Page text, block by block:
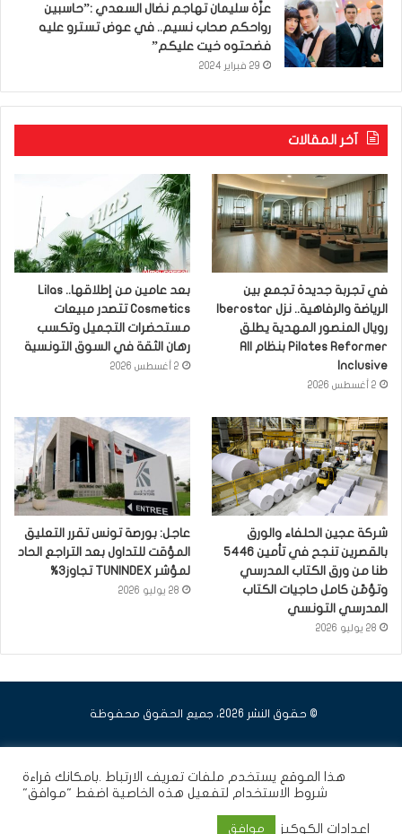
عزّة سليمان تهاجم نضال السعدي :”حاسبين
رواحكم صحاب نسيم.. في عوض تسترو عليه
فضحتوه خيت عليكم”
29 فبراير 2024
آخر المقالات
في تجربة جديدة تجمع بين
رويال المنصور المهدية يطلق
Pilates Reformer بنظام All
Inclusive
2 أغسطس 2026
بعد عامين من إطلاقها.. Lilas
Cosmetics تتصدر مبيعات
مستحضرات التجميل وتكسب
رهان الثقة في السوق التونسية
2 أغسطس 2026
شركة عجين الحلفاء والورق
بالقصرين تنجح في تأمين 5446
طنا من ورق الكتاب المدرسي
وتؤمّن كامل حاجيات الكتاب
المدرسي التونسي
28 يوليو 2026
عاجل: بورصة تونس تقرر التعليق
المؤقت للتداول بعد التراجع الحاد
لمؤشر TUNINDEX تجاوز3%
28 يوليو 2026
© حقوق النشر 2026، جميع الحقوق محفوظة
هذا الموقع يستخدم ملفات تعريف الارتباط .بامكانك قراءة
شروط الاستخدام لتفعيل هذه الخاصية اضغط "موافق"
إعدادات الكوكيز موافق